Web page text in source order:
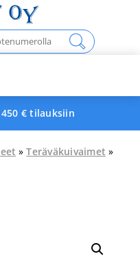
€ tilauksiin
»Teräväkuivaimet »